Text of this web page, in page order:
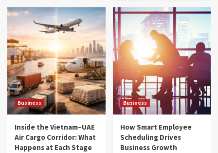
Business
Inside the Vietnam–UAE
Air Cargo Corridor: What
Happens at Each Stage
Business
How Smart Employee
Scheduling Drives
Business Growth